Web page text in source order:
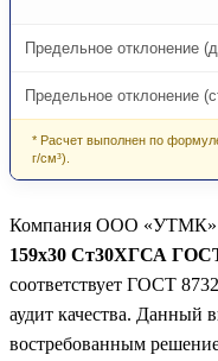
Предельное отклонение
Предельное отклонение
* Расчет выполнен по
г/см³).
Компания ООО «УТМК»
159х30 Ст30ХГСА
соответствует ГОСТ
аудит качества. Данный
востребованным